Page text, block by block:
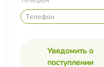
Уведомить о
поступлении